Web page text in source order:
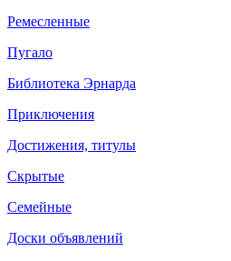
Ремесленные
Пугало
Библиотека Эрнарда
Приключения
Достижения, титулы
Скрытые
Семейные
Доски объявлений